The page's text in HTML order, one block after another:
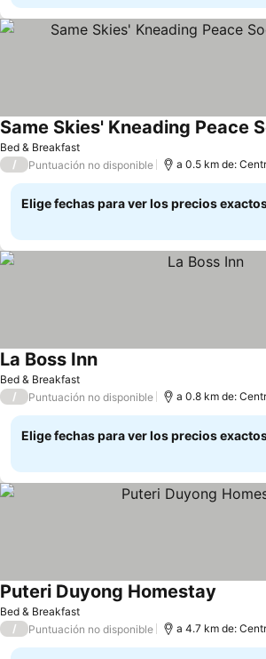
Bed & Breakfast
/ Puntuación no disponible a 0.5 km de:
Elige fechas para ver los precios
Bed & Breakfast
La Boss Inn
/ Puntuación no disponible a 0.8 km de:
Elige fechas para ver los precios
Bed & Breakfast
Puteri Duyong Homestay
/ Puntuación no disponible a 4.7 km de: